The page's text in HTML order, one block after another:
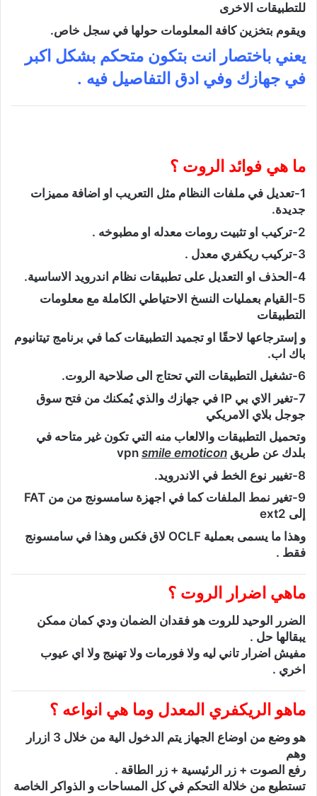
للتطبيقات الاخرى
ويقوم بتخزين كافة المعلومات حولها في سجل خاص.
يعني باختصار انت بتكون متحكم بشكل اكبر
في جهازك وفي ادق التفاصيل فيه .
ما هي فوائد الروت ؟
1-تعديل في ملفات النظام مثل التعريب او اضافة مميزات
جديدة.
2-تركيب او تثبيت رومات معدله او مطبوخه .
3-تركيب ريكفري معدل .
4-الحذف او التعديل على تطبيقات نظام اندرويد الاساسية.
5-القيام بعمليات النسخ الاحتياطي الكاملة مع معلومات
التطبيقات
و إسترجاعها لاحقًا او تجميد التطبيقات كما في برنامج تيتانيوم
باك اب.
6-تشغيل التطبيقات التي تحتاج الى صلاحية الروت.
7-تغير الاي بي IP في جهازك والذي يُمكنك من فتح سوق
جوجل بلاي الامريكي
وتحميل التطبيقات والالعاب منه التي تكون غير متاحه في
بلدك عن طريق vpn smile emoticon
8-تغيير نوع الخط في الاندرويد.
9-تغير نمط الملفات كما في اجهزة سامسونج من من FAT
إلى ext2
وهذا ما يسمى بعملية OCLF لاق فكس وهذا في سامسونج
فقط .
ماهي اضرار الروت ؟
الضرر الوحيد للروت هو فقدان الضمان ودي كمان ممكن
يبقالها حل .
مفيش اضرار تاني ليه ولا فورمات ولا تهنيج ولا اي عيوب
اخري .
ماهو الريكفري المعدل وما هي انواعه ؟
هو وضع من اوضاع الجهاز يتم الدخول الية من خلال 3 ازرار
وهم
رفع الصوت + زر الرئيسية + زر الطاقة .
تستطيع من خلالة التحكم في كل المساحات و الذواكر الخاصة